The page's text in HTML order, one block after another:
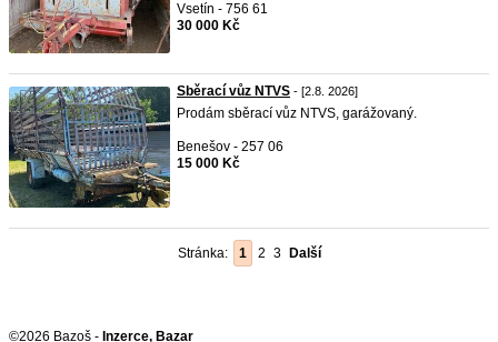
Vsetín - 756 61
30 000 Kč
Sběrací vůz NTVS - [2.8. 2026]
Prodám sběrací vůz NTVS, garážovaný.
Benešov - 257 06
15 000 Kč
Stránka: 1 2 3 Další
©2026 Bazoš - Inzerce, Bazar